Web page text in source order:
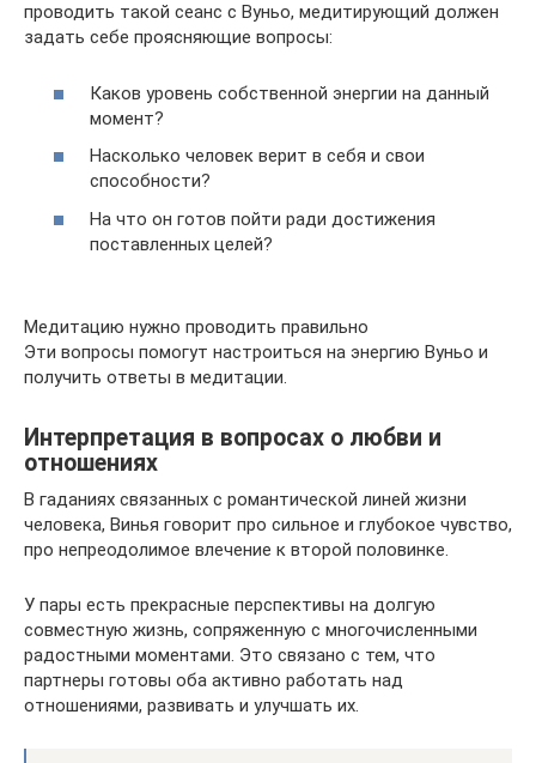
проводить такой сеанс с Вуньо, медитирующий должен
задать себе проясняющие вопросы:
Каков уровень собственной энергии на данный
момент?
Насколько человек верит в себя и свои
способности?
На что он готов пойти ради достижения
поставленных целей?
Медитацию нужно проводить правильно
Эти вопросы помогут настроиться на энергию Вуньо и
получить ответы в медитации.
Интерпретация в вопросах о любви и
отношениях
В гаданиях связанных с романтической линей жизни
человека, Винья говорит про сильное и глубокое чувство,
про непреодолимое влечение к второй половинке.
У пары есть прекрасные перспективы на долгую
совместную жизнь, сопряженную с многочисленными
радостными моментами. Это связано с тем, что
партнеры готовы оба активно работать над
отношениями, развивать и улучшать их.